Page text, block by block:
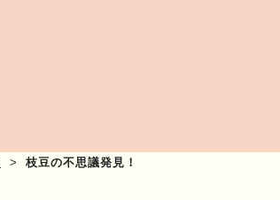
枝豆の不思議発見！